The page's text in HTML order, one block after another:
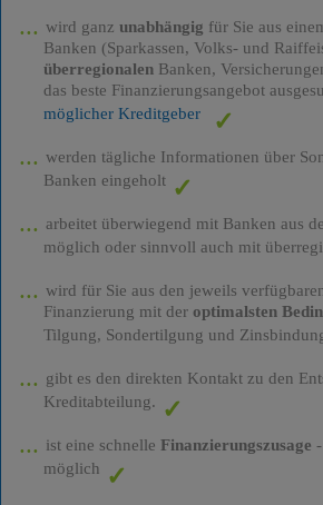
wird ganz unabhängig für Sie aus
Banken (Sparkassen, Volks- und
überregionalenBanken,
das beste Finanzierungsangebot
möglicher Kreditgeber
werden tägliche Informationen über
Banken eingeholt
arbeitet überwiegend mit Banken aus
möglich oder sinnvoll auch mit
wird für Sie aus den jeweils
Finanzierung mit der optimalsten
Tilgung, Sondertilgung und
gibt es den direkten Kontakt zu den
Kreditabteilung.
ist eine schnelle Finanzierungszusage -
möglich